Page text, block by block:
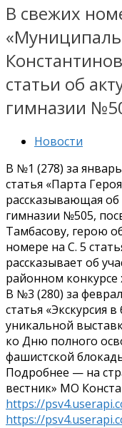
В свежих
статьи об
гимназии
Новости
В №1 (278) за
статья «Парта
рассказывающая
гимназии №505,
Тамбасову, герою
номере на С. 5
рассказывает об
районном конкурсе
В №3 (280) за
статья «Экскурсия
уникальной
ко Дню полного
фашистской
Подробнее — на
вестник» МО
https://
https://